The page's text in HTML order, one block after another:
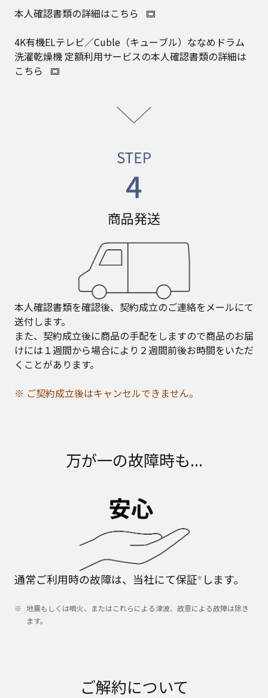
本人確認書類の詳細はこちら
4K有機ELテレビ／Cuble（キューブル）ななめドラム
洗濯乾燥機 定額利用サービスの本人確認書類の詳細は
こちら
商品発送
本人確認書類を確認後、契約成立のご連絡をメールにて
送付します。
また、契約成立後に商品の手配をしますので商品のお届
けには１週間から場合により２週間前後お時間をいただ
くことがあります。
※ ご契約成立後はキャンセルできません。
万が一の故障時も...
通常ご利用時の故障は、当社にて保証※ します。
地震もしくは噴火、またはこれらによる津波、故意による故障は除き
ます。
ご解約について